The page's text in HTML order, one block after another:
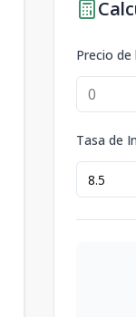
Precio de
Tasa de